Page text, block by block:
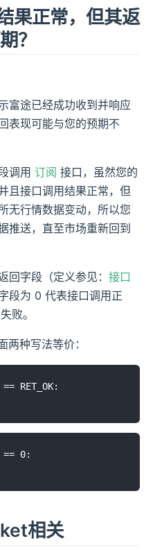
果正常，但其返
？
富途已经成功收到并响应
表现可能与您的预期不
调用订阅 接口，虽然您的
且接口调用结果正常，但
无行情数据变动，所以您
推送，直至市场重新回到
回字段（定义参见：接口
段为 0 代表接口调用正
败。
种写法等价：
相关